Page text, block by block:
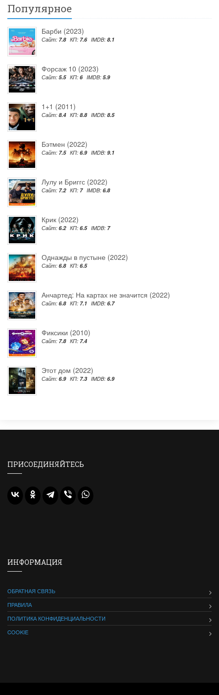
Популярное
Барби (2023)
Сайт: 7.8 КП: 7.6 IMDB: 8.1
Форсаж 10 (2023)
Сайт: 5.5 КП: 6 IMDB: 5.9
1+1 (2011)
Сайт: 8.4 КП: 8.8 IMDB: 8.5
Бэтмен (2022)
Сайт: 7.5 КП: 6.9 IMDB: 9.1
Лулу и Бриггс (2022)
Сайт: 7.2 КП: 7 IMDB: 6.8
Крик (2022)
Сайт: 6.2 КП: 6.5 IMDB: 7
Однажды в пустыне (2022)
Сайт: 6.8 КП: 6.5
Анчартед: На картах не значится (2022)
Сайт: 6.8 КП: 7.1 IMDB: 6.7
Фиксики (2010)
Сайт: 7.8 КП: 7.4
Этот дом (2022)
Сайт: 6.9 КП: 7.3 IMDB: 6.9
ПРИСОЕДИНЯЙТЕСЬ
ИНФОРМАЦИЯ
ОБРАТНАЯ СВЯЗЬ
ПРАВИЛА
ПОЛИТИКА КОНФИДЕНЦИАЛЬНОСТИ
COOKIE